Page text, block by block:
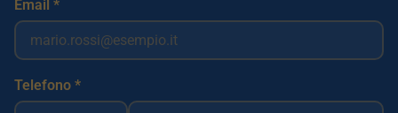
Email *
Telefono *